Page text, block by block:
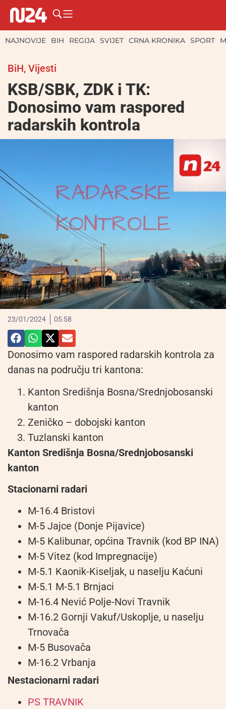
NAJNOVIJE BIH REGIJA SVIJET CRNA KRONIKA SPORT
BiH, Vijesti
KSB/SBK, ZDK i TK:
Donosimo vam raspored
radarskih kontrola
23/01/2024 05:58
Donosimo vam raspored radarskih kontrola za
danas na području tri kantona:
Kanton Središnja Bosna/Srednjobosanski
kanton
Zeničko – dobojski kanton
Tuzlanski kanton
Kanton Središnja Bosna/Srednjobosanski
kanton
Stacionarni radari
M-16.4 Bristovi
M-5 Jajce (Donje Pijavice)
M-5 Kalibunar, općina Travnik (kod BP INA)
M-5 Vitez (kod Impregnacije)
M-5.1 Kaonik-Kiseljak, u naselju Kaćuni
M-5.1 M-5.1 Brnjaci
M-16.4 Nević Polje-Novi Travnik
M-16.2 Gornji Vakuf/Uskoplje, u naselju
Trnovača
M-5 Busovača
M-16.2 Vrbanja
Nestacionarni radari
PS TRAVNIK